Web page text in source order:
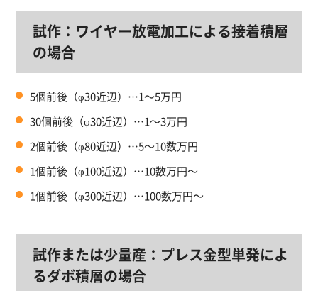
試作：ワイヤー放電加工による接着積層
の場合
5個前後（φ30近辺）…1～5万円
30個前後（φ30近辺）…1～3万円
2個前後（φ80近辺）…5～10数万円
1個前後（φ100近辺）…10数万円～
1個前後（φ300近辺）…100数万円～
試作または少量産：プレス金型単発によ
るダボ積層の場合